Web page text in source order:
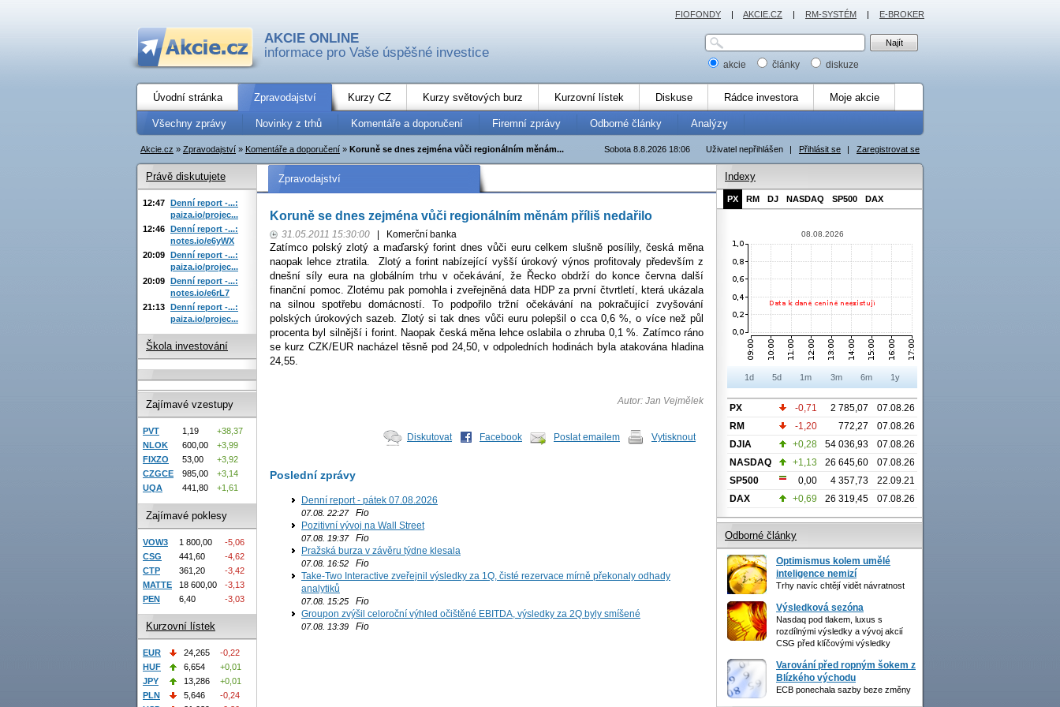
AKCIE ONLINE
informace pro Vaše úspěšné investice
akcie články diskuze
Úvodní stránka Zpravodajství Kurzy CZ Kurzy světových burz Kurzovní lístek Diskuse Rádce investora Moje akcie
Všechny zprávy Novinky z trhů Komentáře a doporučení Firemní zprávy Odborné články Analýzy
Uživatel nepřihlášen | Přihlásit se | Zaregistrovat se
Sobota 8.8.2026 18:06
Akcie.cz » Zpravodajství » Komentáře a doporučení » Koruně se dnes zejména vůči regionálním měnám...
Zpravodajství
Koruně se dnes zejména vůči regionálním měnám příliš nedařilo
31.05.2011 15:30:00 Komerční banka
Zatímco polský zlotý a maďarský forint dnes vůči euru celkem slušně posílily, česká měna
naopak lehce ztratila. Zlotý a forint nabízející vyšší úrokový výnos profitovaly především z
dnešní síly eura na globálním trhu v očekávání, že Řecko obdrží do konce června další
finanční pomoc. Zlotému pak pomohla i zveřejněná data HDP za první čtvrtletí, která ukázala
na silnou spotřebu domácností. To podpořilo tržní očekávání na pokračující zvyšování
polských úrokových sazeb. Zlotý si tak dnes vůči euru polepšil o cca 0,6 %, o více než půl
procenta byl silnější i forint. Naopak česká měna lehce oslabila o zhruba 0,1 %. Zatímco ráno
se kurz CZK/EUR nacházel těsně pod 24,50, v odpoledních hodinách byla atakována hladina
24,55.
Autor: Jan Vejmělek
Diskutovat Facebook Poslat emailem Vytisknout
Poslední zprávy
Denní report - pátek 07.08.2026
07.08. 22:27Fio
Pozitivní vývoj na Wall Street
07.08. 19:37Fio
Pražská burza v závěru týdne klesala
07.08. 16:52 Fio
Take-Two Interactive zveřejnil výsledky za 1Q, čisté rezervace mírně překonaly odhady
analytiků
07.08. 15:25 Fio
Groupon zvýšil celoroční výhled očištěné EBITDA, výsledky za 2Q byly smíšené
07.08. 13:39 Fio
Právě diskutujete
12:47 Denní report -...:
paiza.io/projec...
12:46 Denní report -...:
notes.io/e6yWX
20:09 Denní report -...:
paiza.io/projec...
20:09 Denní report -...:
notes.io/e6rL7
21:13 Denní report -...:
paiza.io/projec...
Škola investování
Zajímavé vzestupy
PVT 1,19
+38,37
NLOK
600,00
+3,99
FIXZO
53,00
+3,92
CZGCE
985,00
+3,14
UQA
441,80 +1,61
Zajímavé poklesy
VOW3 1 800,00
-5,06
CSG
441,60
-4,62
CTP
361,20
-3,42
MATTE
18 600,00
-3,13
PEN
6,40 -3,03
Kurzovní lístek
EUR 24,265
-0,22
HUF
6,654
+0,01
JPY
13,286
+0,01
PLN
5,646
-0,24
Indexy
PX RM DJ NASDAQ SP500 DAX
08.08.2026
1d 5d 1m 3m 6m 1y
PX -0,71 2 785,07
07.08.26
RM
-1,20 772,27
07.08.26
DJIA
+0,28 54 036,93
07.08.26
NASDAQ
+1,13 26 645,60
07.08.26
SP500
0,00 4 357,73
22.09.21
DAX
+0,69 26 319,45 07.08.26
Odborné články
Optimismus kolem umělé
inteligence nemizí
Trhy navíc chtějí vidět návratnost
Výsledková sezóna
Nasdaq pod tlakem, luxus s
rozdílnými výsledky a vývoj akcií
CSG před klíčovými výsledky
Varování před ropným šokem z
Blízkého východu
ECB ponechala sazby beze změny
FIOFONDY | AKCIE.CZ | RM-SYSTÉM | E-BROKER